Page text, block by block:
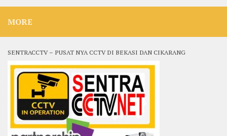
MORE
SENTRACCTV – PUSAT NYA CCTV DI BEKASI DAN CIKARANG